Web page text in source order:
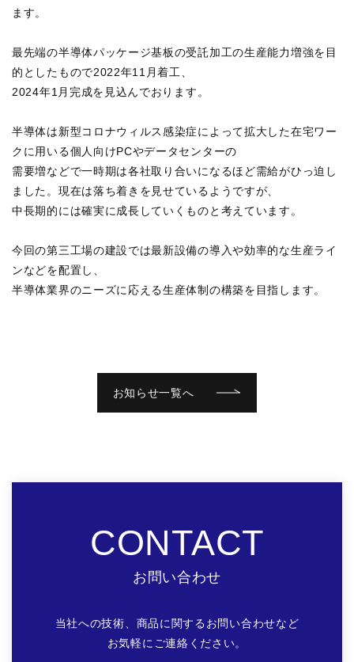
ます。
最先端の半導体パッケージ基板の受託加工の生産能力増強を目
的としたもので2022年11月着工、
2024年1月完成を見込んでおります。
半導体は新型コロナウィルス感染症によって拡大した在宅ワー
クに用いる個人向けPCやデータセンターの
需要増などで一時期は各社取り合いになるほど需給がひっ迫し
ました。現在は落ち着きを見せているようですが、
中長期的には確実に成長していくものと考えています。
今回の第三工場の建設では最新設備の導入や効率的な生産ライ
ンなどを配置し、
半導体業界のニーズに応える生産体制の構築を目指します。
お知らせ一覧へ
CONTACT
お問い合わせ
当社への技術、商品に関するお問い合わせなど
お気軽にご連絡ください。